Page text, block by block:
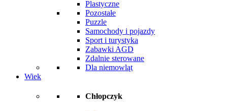
Plastyczne
Pozostałe
Puzzle
Samochody i pojazdy
Sport i turystyka
Zabawki AGD
Zdalnie sterowane
Dla niemowląt
Wiek
Chłopczyk